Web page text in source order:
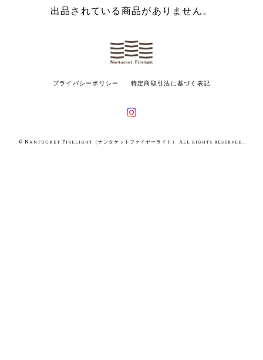
出品されている商品がありません。
プライバシーポリシー 特定商取引法に基づく表記
© Nantucket Firelight（ナンタケットファイヤーライト） All rights reserved.